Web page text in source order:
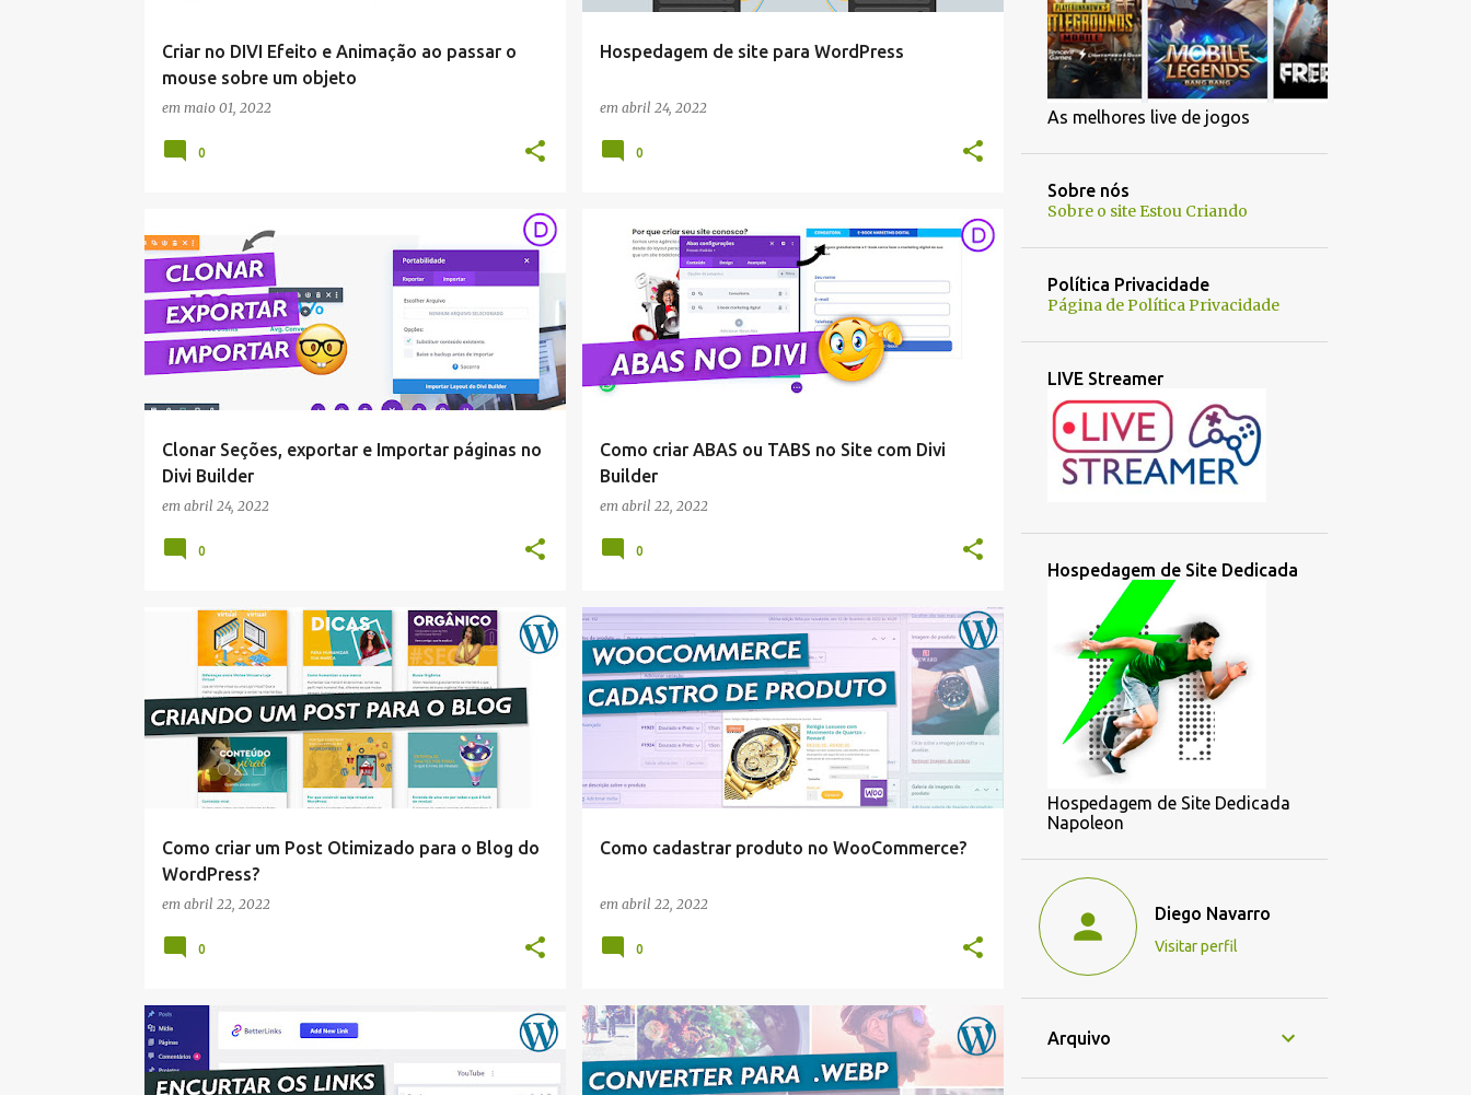
Criar no DIVI Efeito e Animação ao passar o
mouse sobre um objeto
em maio 01, 2022
0
Hospedagem de site para WordPress
em abril 24, 2022
0
Clonar Seções, exportar e Importar páginas no
Divi Builder
em abril 24, 2022
DIVI
0
Como criar ABAS ou TABS no Site com Divi
Builder
em abril 22, 2022
0
Como criar um Post Otimizado para o Blog do
WordPress?
em abril 22, 2022
WORDPRESS
0
Como cadastrar produto no WooCommerce?
em abril 22, 2022
WORDPRESS
0
WORDPRESS WORDPRESS
As melhores live de jogos
Sobre nós
Sobre o site Estou Criando
Política Privacidade
Página de Política Privacidade
LIVE Streamer
Hospedagem de Site Dedicada
Hospedagem de Site Dedicada
Napoleon
Diego Navarro
Visitar perfil
Arquivo